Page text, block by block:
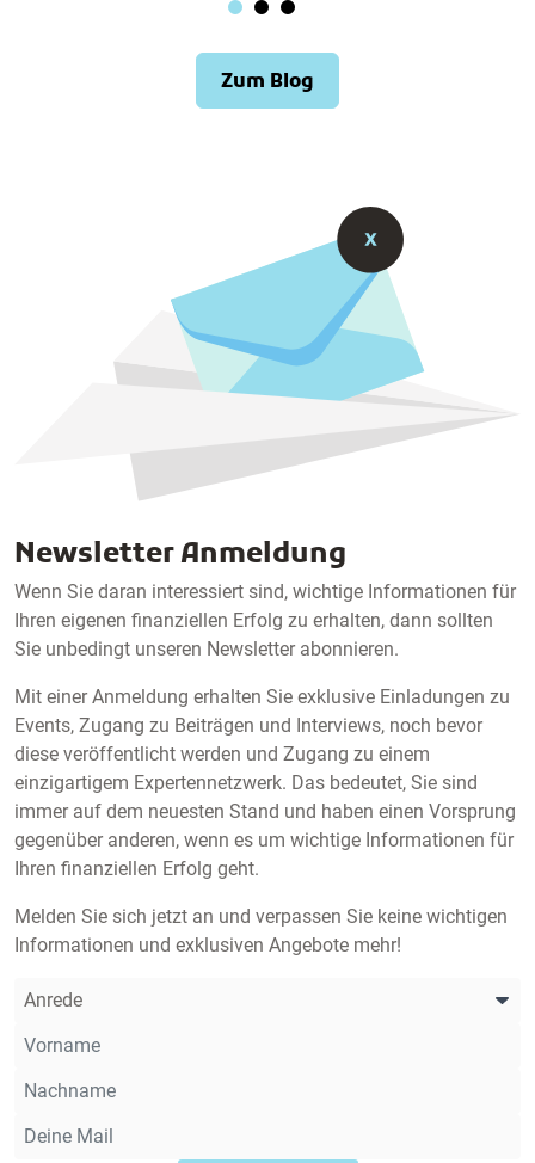
Zum Blog
Newsletter Anmeldung
Wenn Sie daran interessiert sind, wichtige Informationen für
Ihren eigenen finanziellen Erfolg zu erhalten, dann sollten
Sie unbedingt unseren Newsletter abonnieren.
Mit einer Anmeldung erhalten Sie exklusive Einladungen zu
Events, Zugang zu Beiträgen und Interviews, noch bevor
diese veröffentlicht werden und Zugang zu einem
einzigartigem Expertennetzwerk. Das bedeutet, Sie sind
immer auf dem neuesten Stand und haben einen Vorsprung
gegenüber anderen, wenn es um wichtige Informationen für
Ihren finanziellen Erfolg geht.
Melden Sie sich jetzt an und verpassen Sie keine wichtigen
Informationen und exklusiven Angebote mehr!